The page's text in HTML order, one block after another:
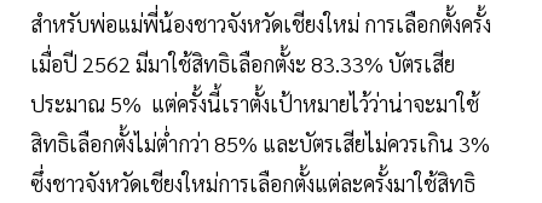
สำหรับพ่อแม่พี่น้องชาวจังหวัดเชียงใหม่ การเลือกตั้งครั้ง
เมื่อปี 2562 มีมาใช้สิทธิเลือกตั้งะ 83.33% บัตรเสีย
ประมาณ 5% แต่ครั้งนี้เราตั้งเป้าหมายไว้ว่าน่าจะมาใช้
สิทธิเลือกตั้งไม่ต่ำกว่า 85% และบัตรเสียไม่ควรเกิน 3%
ซึ่งชาวจังหวัดเชียงใหม่การเลือกตั้งแต่ละครั้งมาใช้สิทธิ